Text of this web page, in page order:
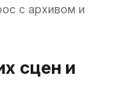
с архивом и
сцен и